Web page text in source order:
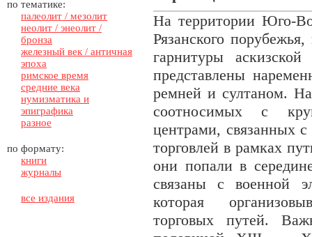
по тематике:
палеолит / мезолит
неолит / энеолит /
бронза
железный век / античная
эпоха
римское время
средние века
нумизматика и
эпиграфика
разное
по формату:
книги
журналы
все издания
На территории Юго-
Рязанского
гарнитуры
представлены
ремней и султаном.
соотносимых с
центрами, связанных
торговлей в рамках
они попали в
связаны с военной
которая
торговых путей.